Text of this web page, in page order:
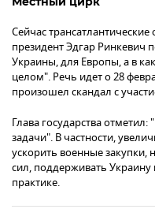
Сейчас
президент Эдгар Ринкевич
Украины, для Европы, а в
целом". Речь идет о 28
произошел скандал с
Глава государства
задачи". В частности,
ускорить военные закупки,
сил, поддерживать Украину
практике.